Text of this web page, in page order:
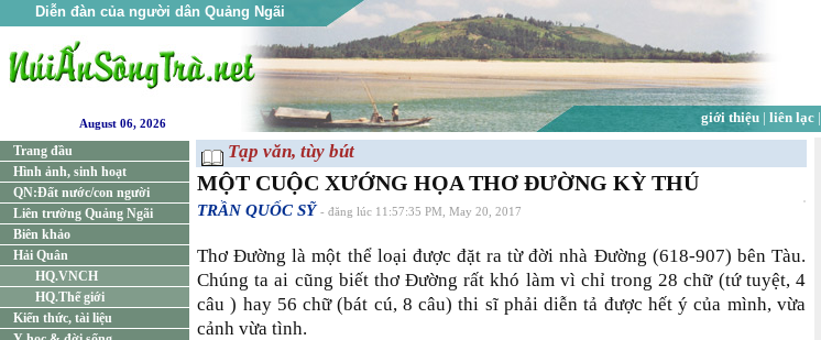
Diễn đàn của người dân Quảng Ngãi
giới thiệu| liên lạc|
August 06, 2026
Trang đầu
Hình ảnh, sinh hoạt
QN:Đất nước/con người
Liên trường Quảng Ngãi
Biên khảo
Hải Quân
HQ.VNCH
HQ.Thế giới
Kiến thức, tài liệu
Tạp văn, tùy bút
MỘT CUỘC XƯỚNG HỌA THƠ ĐƯỜNG KỲ THÚ
TRẦN QUỐC SỸ - đăng lúc 11:57:35 PM, May 20, 2017
Thơ Ðường là một thể loại được đặt ra từ đời nhà Ðường (618-907) bên Tàu.
Chúng ta ai cũng biết thơ Ðường rất khó làm vì chỉ trong 28 chữ (tứ tuyệt, 4
câu ) hay 56 chữ (bát cú, 8 câu) thi sĩ phải diễn tả được hết ý của mình, vừa
cảnh vừa tình.